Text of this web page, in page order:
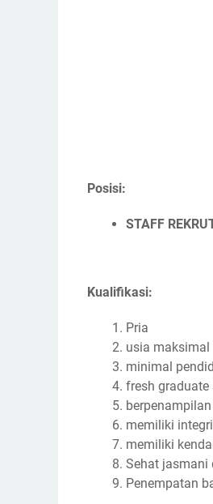
Posisi:
STAFF
Kualifikasi:
Pria
usia maksimal
minimal
fresh
memiliki
memiliki
Sehat jasmani
Penempatan